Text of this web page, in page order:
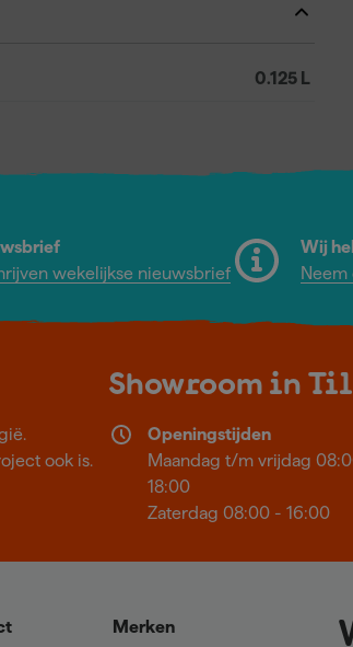
0.125 L
wekelijkse nieuwsbrief
Wij
ook is.
Showroom in
Openingstijden
Maandag t/m vrijdag
18:00
Zaterdag 08:00 - 16:00
Merken